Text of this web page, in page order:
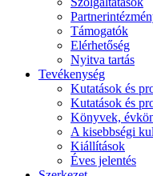
Támogatók
Elérhetőség
Nyitva tartás
Tevékenység
Kutatások és
Kutatások és
Könyvek,
A kisebbségi
Kiállítások
Éves jelentés